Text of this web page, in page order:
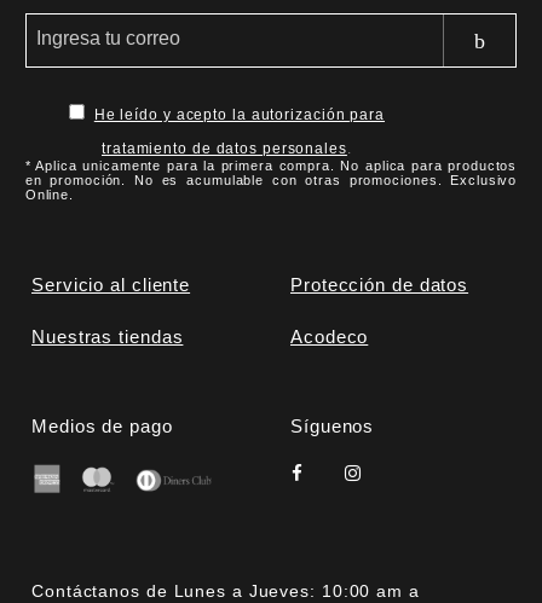
He leído y acepto la autorización para
tratamiento de datos personales.
* Aplica unicamente para la primera compra. No aplica para productos
en promoción. No es acumulable con otras promociones. Exclusivo
Online.
Servicio al cliente Protección de datos
Nuestras tiendas Acodeco
Medios de pago Síguenos
Contáctanos de Lunes a Jueves: 10:00 am a